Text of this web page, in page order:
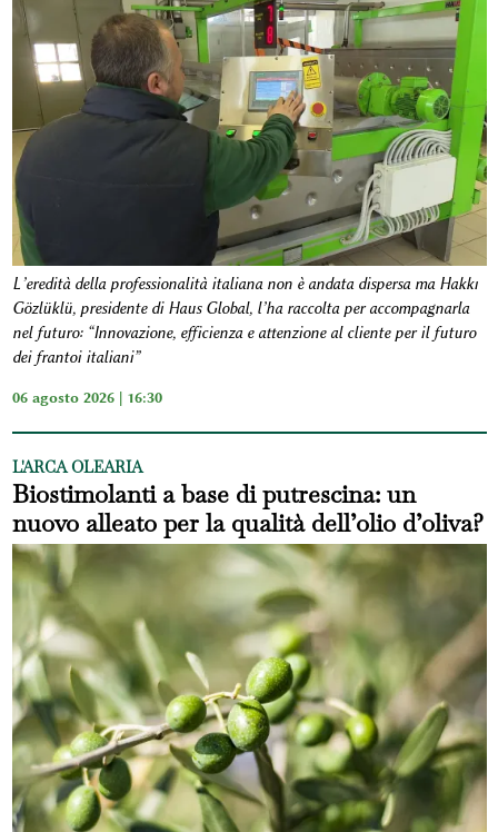
L’eredità della professionalità italiana non è andata dispersa ma Hakkı
Gözlüklü, presidente di Haus Global, l’ha raccolta per accompagnarla
nel futuro: “Innovazione, efficienza e attenzione al cliente per il futuro
dei frantoi italiani”
06 agosto 2026 | 16:30
L'ARCA OLEARIA
Biostimolanti a base di putrescina: un
nuovo alleato per la qualità dell’olio d’oliva?